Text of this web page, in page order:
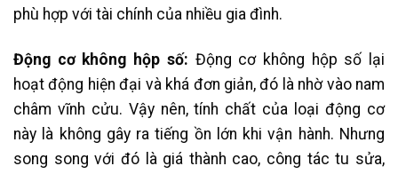
phù hợp với tài chính của nhiều gia đình.
Động cơ không hộp số: Động cơ không hộp số lại
hoạt động hiện đại và khá đơn giản, đó là nhờ vào nam
châm vĩnh cửu. Vậy nên, tính chất của loại động cơ
này là không gây ra tiếng ồn lớn khi vận hành. Nhưng
song song với đó là giá thành cao, công tác tu sửa,